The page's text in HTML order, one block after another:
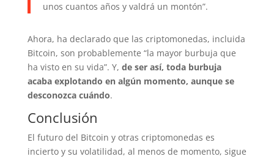
unos cuantos años y valdrá un montón”.
Ahora, ha declarado que las criptomonedas, incluida
Bitcoin, son probablemente “la mayor burbuja que
ha visto en su vida”. Y, de ser así, toda burbuja
acaba explotando en algún momento, aunque se
desconozca cuándo.
Conclusión
El futuro del Bitcoin y otras criptomonedas es
incierto y su volatilidad, al menos de momento, sigue